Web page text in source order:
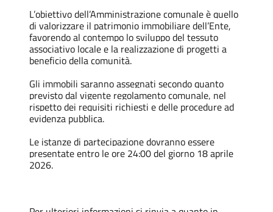
L’obiettivo dell’Amministrazione comunale è quello
di valorizzare il patrimonio immobiliare dell’Ente,
favorendo al contempo lo sviluppo del tessuto
associativo locale e la realizzazione di progetti a
beneficio della comunità.
Gli immobili saranno assegnati secondo quanto
previsto dal vigente regolamento comunale, nel
rispetto dei requisiti richiesti e delle procedure ad
evidenza pubblica.
Le istanze di partecipazione dovranno essere
presentate entro le ore 24:00 del giorno 18 aprile
2026.